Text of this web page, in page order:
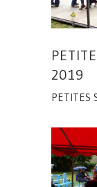
2019
PETITES